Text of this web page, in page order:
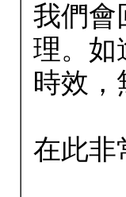
我們會
理。如
時效，
在此非